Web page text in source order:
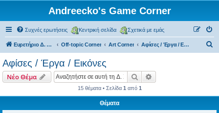
Andreecko's Game Corner
Συχνές ερωτήσεις Κεντρική σελίδα Σχετικά με εμάς
Ευρετήριο Δ. Συζήτησης Off-topic Corner Art Corner Αφίσες / Έργα / Εικόνες
Αφίσες / Έργα / Εικόνες
Νέο Θέμα Αναζήτηση
15 θέματα • Σελίδα 1 από 1
Θέματα